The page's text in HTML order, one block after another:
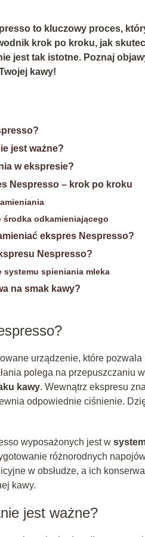
to kluczowy proces,
krok po kroku, jak
jest tak istotne. Poznaj
kawy!
jest ważne?
w ekspresie?
Nespresso – krok po kroku
odkamieniającego
ekspres Nespresso?
Nespresso?
systemu spieniania mleka
na smak kawy?
urządzenie, które pozwala
polega na przepuszczaniu
kawy. Wewnątrz ekspresu
odpowiednie ciśnienie.
wyposażonych jest w
różnorodnych
w obsłudze, a ich
kawy.
jest ważne?